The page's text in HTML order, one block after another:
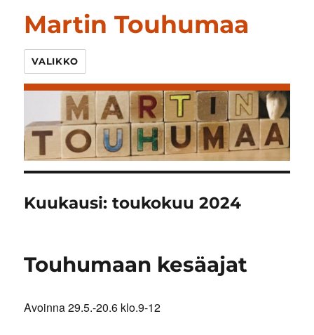
Martin Touhumaa
VALIKKO
Kuukausi:toukokuu 2024
Touhumaan kesäajat
Avoinna 29.5.-20.6 klo.9-12